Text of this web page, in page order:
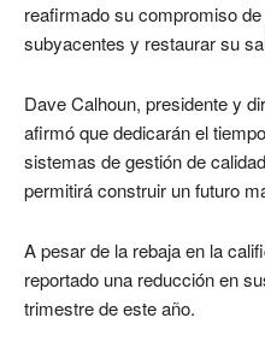
reafirmado su compromiso
subyacentes y restaurar su
Dave Calhoun, presidente y
afirmó que dedicarán el
sistemas de gestión de
permitirá construir un futuro
A pesar de la rebaja en la
reportado una reducción en
trimestre de este año.